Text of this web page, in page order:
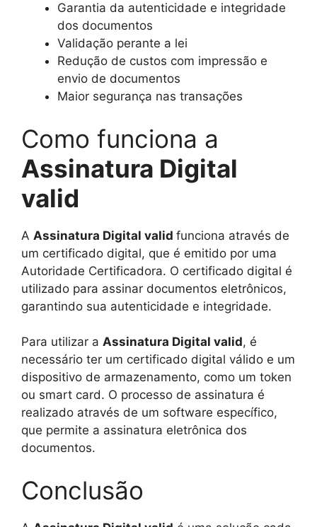
Garantia da autenticidade e integridade
dos documentos
Validação perante a lei
Redução de custos com impressão e
envio de documentos
Maior segurança nas transações
Como funciona a
Assinatura Digital
valid
A Assinatura Digital valid funciona através de
um certificado digital, que é emitido por uma
Autoridade Certificadora. O certificado digital é
utilizado para assinar documentos eletrônicos,
garantindo sua autenticidade e integridade.
Para utilizar a Assinatura Digital valid, é
necessário ter um certificado digital válido e um
dispositivo de armazenamento, como um token
ou smart card. O processo de assinatura é
realizado através de um software específico,
que permite a assinatura eletrônica dos
documentos.
Conclusão